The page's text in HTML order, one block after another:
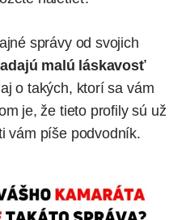
správy od svojich
malú láskavosť
o takých, ktorí sa vám
je, že tieto profily sú už
vám píše podvodník.